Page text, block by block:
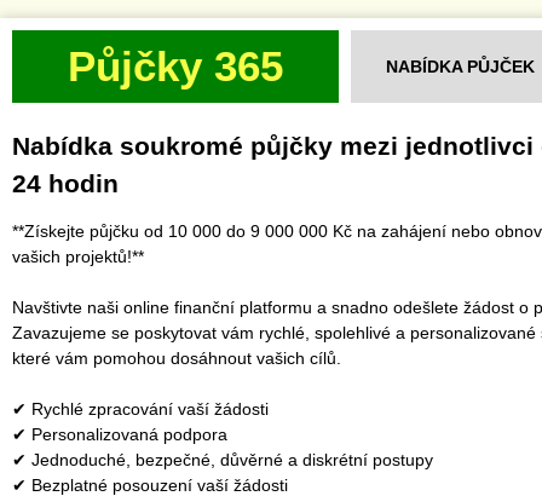
Půjčky 365 NABÍDKA PŮJČEK
Nabídka soukromé půjčky mezi jednotlivci
24 hodin
**Získejte půjčku od 10 000 do 9 000 000 Kč na zahájení nebo
vašich projektů!**
Navštivte naši online finanční platformu a snadno odešlete žádost o
Zavazujeme se poskytovat vám rychlé, spolehlivé a personalizované
které vám pomohou dosáhnout vašich cílů.
✔ Rychlé zpracování vaší žádosti
✔ Personalizovaná podpora
✔ Jednoduché, bezpečné, důvěrné a diskrétní postupy
✔ Bezplatné posouzení vaší žádosti